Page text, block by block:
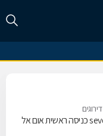
דירוגים
אום אל-פחם, מתחם seven כניסה ראשית אום אל